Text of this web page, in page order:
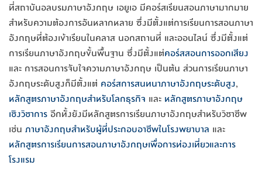
ที่สถาบันอลบรมภาษาอังกฤษ เอยูเอ มีคอร์สเรียนสอนภาษามากมาย
สำหรับความต้องการอันหลากหลาย ซึ่งมีตั้งแต่การเรียนการสอนภาษา
อังกฤษที่ต้องเข้าเรียนในคลาส นอกสถานที่ และออนไลน์ ซึ่งมีตั้งแต่
การเรียนภาษาอังกฤษขั้นพื้นฐาน ซึ่งมีตั้งแต่คอร์สสอนการออกเสียง
และ การสอนการจับใจความภาษาอังกฤษ เป็นต้น ส่วนการเรียนภาษา
อังกฤษระดับสูงก็มีตั้งแต่ คอร์สการสนทนาภาษาอังกฤษระดับสูง,
หลักสูตรภาษาอังกฤษสำหรับโลกธุรกิจ และ หลักสูตรภาษาอังกฤษ
เชิงวิชาการ อีกทั้งยังมีหลักสูตรการเรียนภาษาอังกฤษสำหรับวิชาชีพ
เช่น ภาษาอังกฤษสำหรับผู้ที่ประกอบอาชีพในโรงพยาบาล และ
หลักสูตรการเรียนการสอนภาษาอังกฤษเพื่อการท่องเที่ยวและการ
โรงแรม